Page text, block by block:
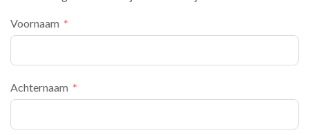
Voornaam
Achternaam